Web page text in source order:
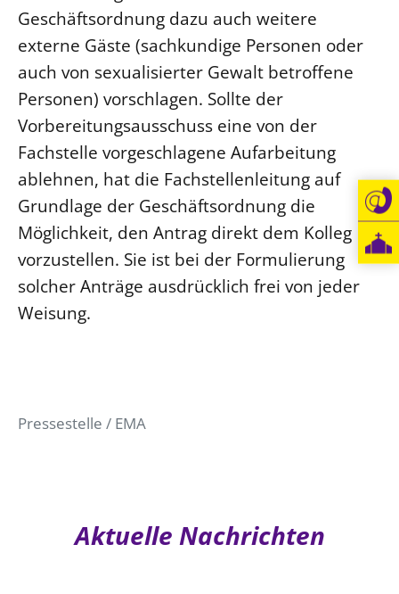
Geschäftsordnung dazu auch weitere
externe Gäste (sachkundige Personen oder
auch von sexualisierter Gewalt betroffene
Personen) vorschlagen. Sollte der
Vorbereitungsausschuss eine von der
Fachstelle vorgeschlagene Aufarbeitung
ablehnen, hat die Fachstellenleitung auf
Grundlage der Geschäftsordnung die
Möglichkeit, den Antrag direkt dem Kolleg
vorzustellen. Sie ist bei der Formulierung
solcher Anträge ausdrücklich frei von jeder
Weisung.
Pressestelle / EMA
Aktuelle Nachrichten
Öffentlichkeitsarbeit
Personalausschuss
Projektmanagement
Terminstundenplaner